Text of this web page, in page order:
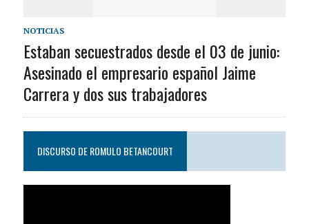
NOTICIAS
Estaban secuestrados desde el 03 de junio:
Asesinado el empresario español Jaime
Carrera y dos sus trabajadores
DISCURSO DE ROMULO BETANCOURT